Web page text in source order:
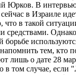
Юрков. В
в Израиле
что в такой
борьбе
тем, кто
лишь о дате 28
в том случае, если